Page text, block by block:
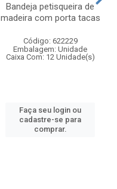
Bandeja petisqueira de
madeira com porta tacas
Código: 622229
Embalagem: Unidade
Caixa Com: 12 Unidade(s)
Faça seu login ou
cadastre-se para
comprar.